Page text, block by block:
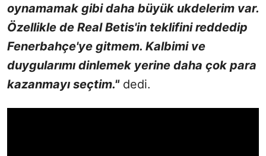
oynamamak gibi daha büyük ukdelerim var.
Özellikle de Real Betis'in teklifini reddedip
Fenerbahçe'ye gitmem. Kalbimi ve
duygularımı dinlemek yerine daha çok para
kazanmayı seçtim."dedi.